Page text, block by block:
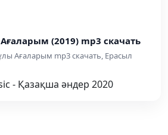
(2019) mp3 скачать
Ағаларым mp3 скачать, Ерасыл
- Қазақша әндер 2020